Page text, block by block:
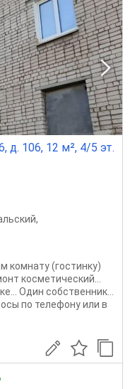
д. 106, 12 м², 4/5 эт.
,
комнату (гостинку)
косметический...
Один собственник...
по телефону или в